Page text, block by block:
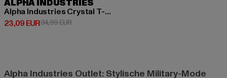
ALPHA INDUSTRIES
Alpha Industries Crystal T-Shirt
23,09 EUR
Derzeitiger Preis: 23,09 EUR
34,99 EURAktionspreis: 34,99 EUR
Alpha Industries Outlet: Stylische Military-Mode